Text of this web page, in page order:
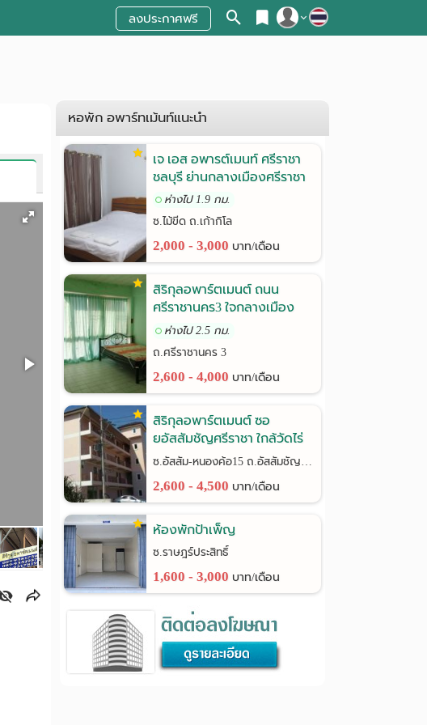
ลงประกาศฟรี
หอพัก อพาร์ทเม้นท์แนะนำ
เจ เอส อพารต์เมนท์ ศรีราชา
ชลบุรี ย่านกลางเมืองศรีราชา
ห่างไป 1.9 กม.
ซ.ไม้ขีด ถ.เก้ากิโล
2,000 - 3,000 บาท/เดือน
สิริกุลอพาร์ตเมนต์ ถนน
ศรีราชานคร3 ใจกลางเมือง
ศรีราชา
ห่างไป 2.5 กม.
ถ.ศรีราชานคร 3
2,600 - 4,000 บาท/เดือน
สิริกุลอพาร์ตเมนต์ ซอ
ยอัสสัมชัญศรีราชา ใกล้วัดไร่
กล้วย
ซ.อัสสัม-หนองค้อ15 ถ.อัสสัมชัญ-หนองค้อ(ทางหลวง3241)
2,600 - 4,500 บาท/เดือน
ห้องพักป้าเพ็ญ
ซ.ราษฎร์ประสิทธิ์
1,600 - 3,000 บาท/เดือน